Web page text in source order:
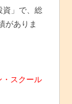
資」で、総
がありま
・スクール